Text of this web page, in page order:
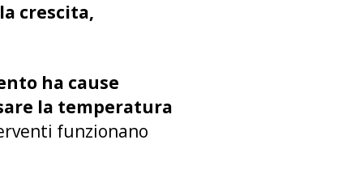
crescita,
ha cause
la temperatura
funzionano